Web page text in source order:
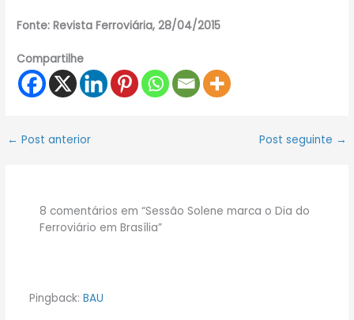
Fonte: Revista Ferroviária, 28/04/2015
Compartilhe
← Post anterior Post seguinte →
8 comentários em “Sessão Solene marca o Dia do
Ferroviário em Brasília”
Pingback: BAU